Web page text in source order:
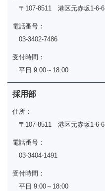
〒107-8511 港区元赤坂1-6-6
電話番号：
03-3402-7486
受付時間：
平日 9:00～18:00
採用部
住所：
〒107-8511 港区元赤坂1-6-6
電話番号：
03-3404-1491
受付時間：
平日 9:00～18:00